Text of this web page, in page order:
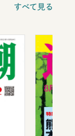
すべて見る